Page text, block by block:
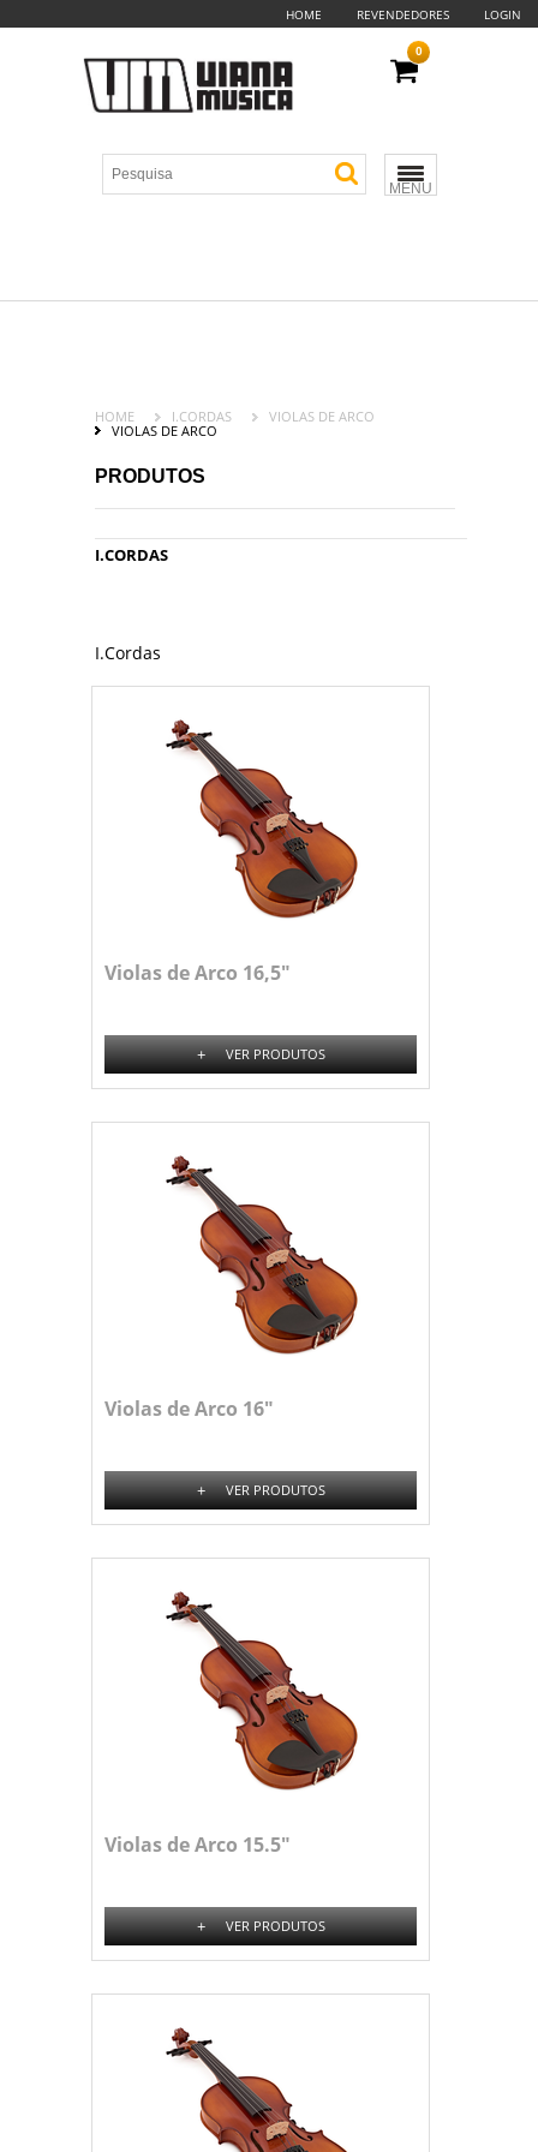
HOME REVENDEDORES LOGIN
MENU
0
HOME I.CORDAS
VIOLAS DE ARCO
VIOLAS DE ARCO
PRODUTOS
I.CORDAS
I.Cordas
Violas de Arco 16,5"
+ VER PRODUTOS
Violas de Arco 16"
+ VER PRODUTOS
Violas de Arco 15.5"
+ VER PRODUTOS